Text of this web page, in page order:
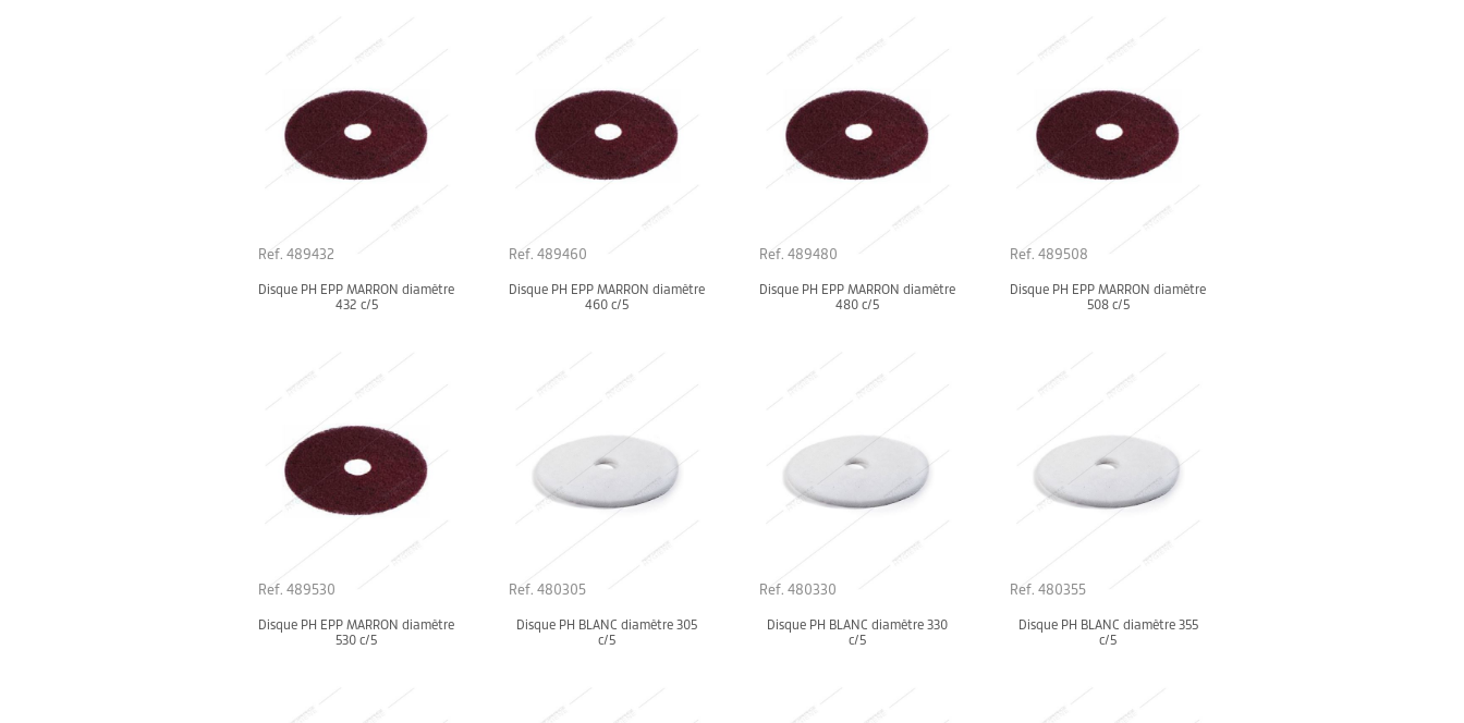
Ref. 489432
Disque PH EPP MARRON diamètre
432 c/5
Ref. 489460
Disque PH EPP MARRON diamètre
460 c/5
Ref. 489480
Disque PH EPP MARRON diamètre
480 c/5
Ref. 489508
Disque PH EPP MARRON diamètre
508 c/5
Ref. 489530
Disque PH EPP MARRON diamètre
530 c/5
Ref. 480305
Disque PH BLANC diamètre 305
c/5
Ref. 480330
Disque PH BLANC diamètre 330
c/5
Ref. 480355
Disque PH BLANC diamètre 355
c/5